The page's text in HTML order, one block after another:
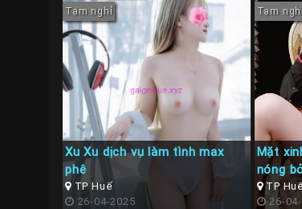
Tạm nghỉ
Xu Xu dịch vụ làm tình max
phê
TP Huế
26-04-2025
Tạm
Mặt
nóng
TP
26-